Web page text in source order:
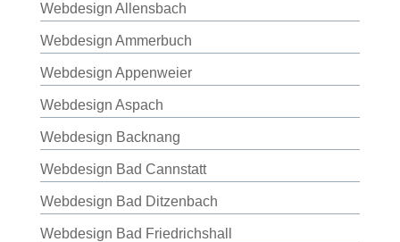
Webdesign Allensbach
Webdesign Ammerbuch
Webdesign Appenweier
Webdesign Aspach
Webdesign Backnang
Webdesign Bad Cannstatt
Webdesign Bad Ditzenbach
Webdesign Bad Friedrichshall